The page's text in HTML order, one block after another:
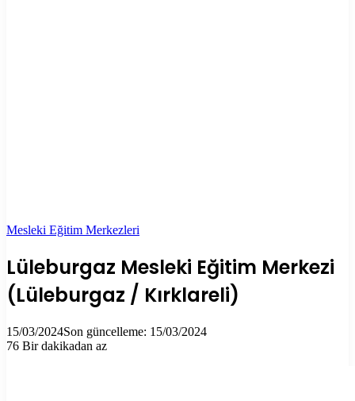
Mesleki Eğitim Merkezleri
Lüleburgaz Mesleki Eğitim Merkezi
(Lüleburgaz / Kırklareli)
15/03/2024Son güncelleme: 15/03/2024
76 Bir dakikadan az